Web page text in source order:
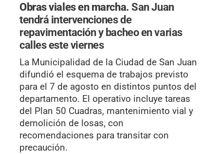
Obras viales en marcha.San Juan
tendrá intervenciones de
repavimentación y bacheo en varias
calles este viernes
La Municipalidad de la Ciudad de San Juan
difundió el esquema de trabajos previsto
para el 7 de agosto en distintos puntos del
departamento. El operativo incluye tareas
del Plan 50 Cuadras, mantenimiento vial y
demolición de losas, con
recomendaciones para transitar con
precaución.